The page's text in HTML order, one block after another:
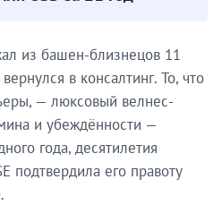
из башен-близнецов 11
в консалтинг. То, что
— люксовый велнес-
и убеждённости —
года, десятилетия
подтвердила его правоту